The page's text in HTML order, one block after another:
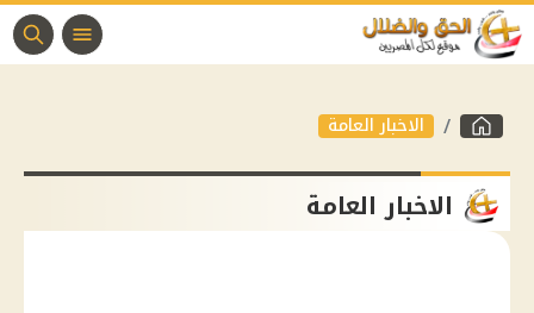
الاخبار العامة
الاخبار العامة